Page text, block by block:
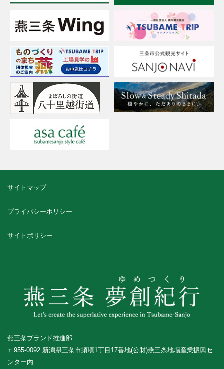
サイトマップ
プライバシーポリシー
サイトポリシー
燕三条ブランド推進部
〒955-0092 新潟県三条市須頃1丁目17番地(公財)燕三条地場産業振興セ
ンター内